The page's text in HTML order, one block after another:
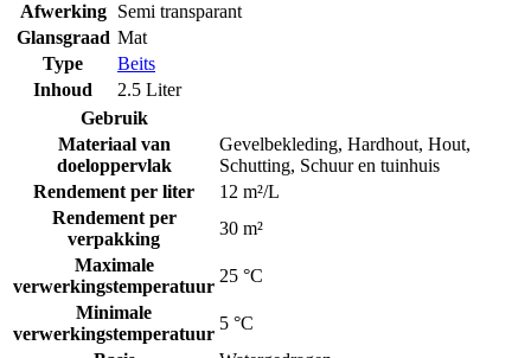
Afwerking
Semi transparant
Glansgraad Mat
Type
Beits
Inhoud
2.5 Liter
Gebruik
Materiaal van
doeloppervlak
Gevelbekleding, Hardhout, Hout,
Schutting, Schuur en tuinhuis
Rendement per liter
12 m²/L
Rendement per
verpakking
30 m²
Maximale
verwerkingstemperatuur
25 °C
Minimale
verwerkingstemperatuur
5 °C